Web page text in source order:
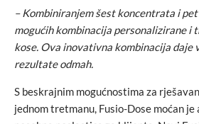
–Kombiniranjem šest koncentrata i
mogućih kombinacija personalizirane i
kose. Ova inovativna kombinacija
rezultate odmah.
S beskrajnim mogućnostima za
jednom tretmanu, Fusio-Dose moćan